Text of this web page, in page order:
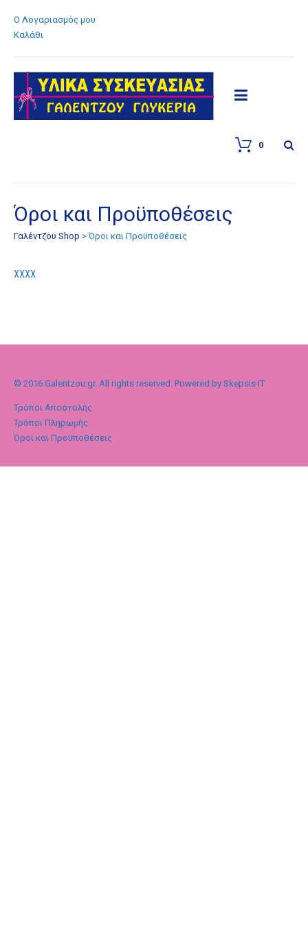
Ο Λογαριασμός μου
Καλάθι
0
Όροι και Προϋποθέσεις
Γαλέντζου Shop > Όροι και Προϋποθέσεις
χχχχ
© 2016 Galentzou.gr. All rights reserved. Powered by Skepsis IT
Τρόποι Αποστολής
Τρόποι Πληρωμής
Όροι και Προϋποθέσεις